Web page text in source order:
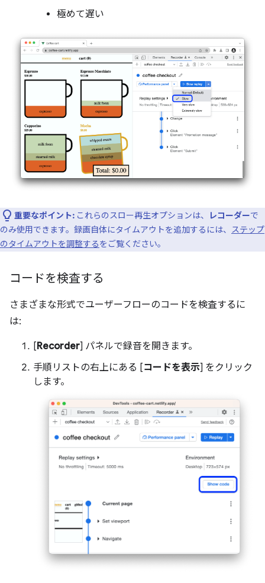
極めて遅い
重要なポイント: これらのスロー再生オプションは、 レコーダーで
のみ使用できます。録画自体にタイムアウトを追加するには、 ステップ
のタイムアウトを調整するをご覧ください。
コードを検査する
さまざまな形式でユーザーフローのコードを検査するに
は:
[Recorder] パネルで録音を開きます。
手順リストの右上にある [コードを表示] をクリック
します。